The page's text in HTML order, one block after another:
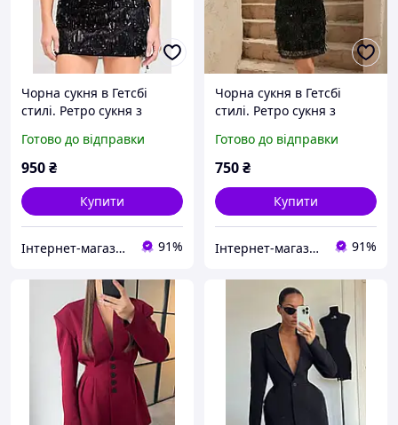
Чорна сукня в Гетсбі
стилі. Ретро сукня з
Готово до відправки
950₴
Купити
Інтернет-магазин "ЕXCLUSIVE" 91%
Чорна сукня в Гетсбі
стилі. Ретро сукня з
Готово до відправки
750₴
Купити
Інтернет-магазин "ЕXCLUSIVE" 91%